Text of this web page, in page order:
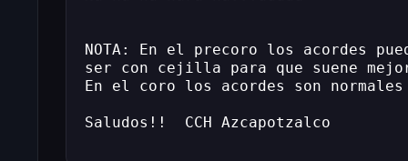
NOTA: En el precoro los acordes
ser con cejilla para que suene
En el coro los acordes son normales
Saludos!!  CCH Azcapotzalco